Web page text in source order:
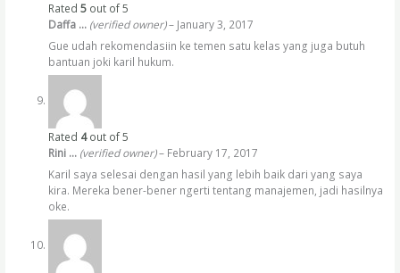
Rated 5out of 5
Daffa … (verified owner) – January 3, 2017
Gue udah rekomendasiin ke temen satu kelas yang juga butuh
bantuan joki karil hukum.
Rated 4out of 5
Rini … (verified owner) – February 17, 2017
Karil saya selesai dengan hasil yang lebih baik dari yang saya
kira. Mereka bener-bener ngerti tentang manajemen, jadi hasilnya
oke.